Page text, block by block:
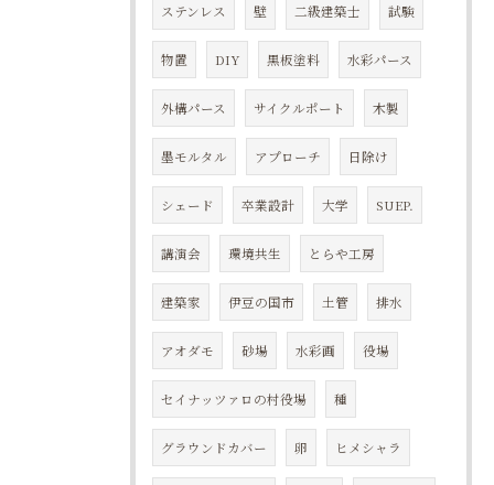
ステンレス 壁 二級建築士 試験
物置 DIY 黒板塗料 水彩パース
外構パース サイクルポート 木製
墨モルタル アプローチ 日除け
シェード 卒業設計 大学 SUEP.
講演会 環境共生 とらや工房
建築家 伊豆の国市 土管 排水
アオダモ 砂場 水彩画 役場
セイナッツァロの村役場 種
グラウンドカバー 卵 ヒメシャラ